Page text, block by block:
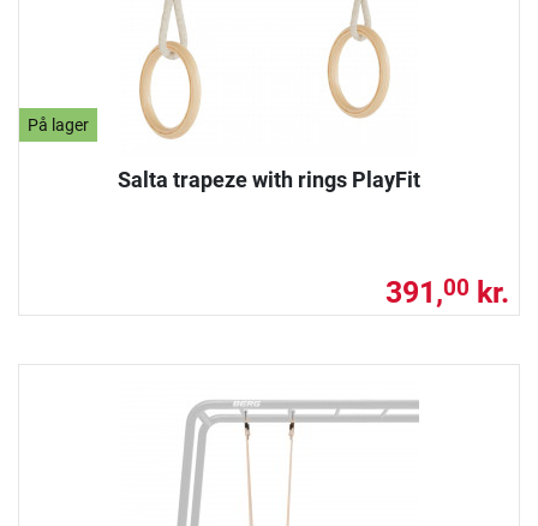
På lager
Salta trapeze with rings PlayFit
391,00 kr.